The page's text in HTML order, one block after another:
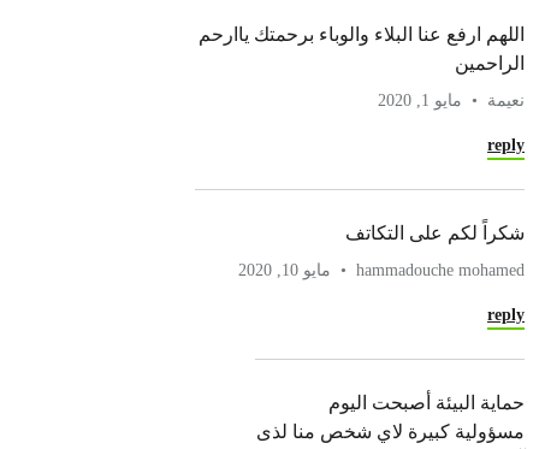
اللهم ارفع عنا البلاء والوباء برحمتك ياارحم
الراحمين
نعيمة مايو 1, 2020
reply
شكراً لكم على التكاتف
hammadouche mohamed مايو 10, 2020
reply
حماية البيئة أصبحت اليوم
مسؤولية كبيرة لاي شخص منا لذى